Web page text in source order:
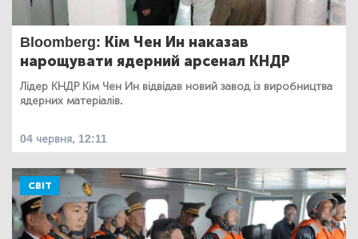
Bloomberg: Кім Чен Ин наказав
нарощувати ядерний арсенал КНДР
Лідер КНДР Кім Чен Ин відвідав новий завод із виробництва
ядерних матеріалів.
04 червня, 12:11
СВІТ